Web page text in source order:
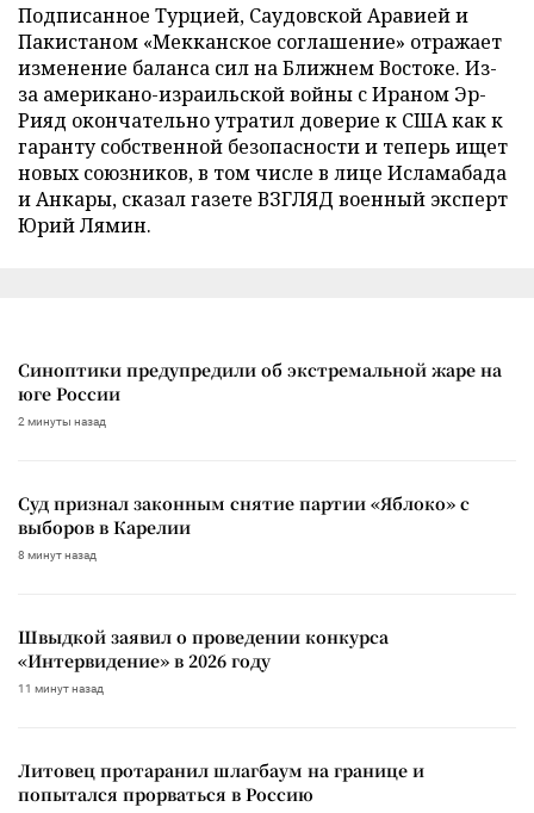
Подписанное Турцией, Саудовской Аравией и
Пакистаном «Мекканское соглашение» отражает
изменение баланса сил на Ближнем Востоке. Из-
за американо-израильской войны с Ираном Эр-
Рияд окончательно утратил доверие к США как к
гаранту собственной безопасности и теперь ищет
новых союзников, в том числе в лице Исламабада
и Анкары, сказал газете ВЗГЛЯД военный эксперт
Юрий Лямин.
Синоптики предупредили об экстремальной жаре на
юге России
2 минуты назад
Суд признал законным снятие партии «Яблоко» с
выборов в Карелии
8 минут назад
Швыдкой заявил о проведении конкурса
«Интервидение» в 2026 году
11 минут назад
Литовец протаранил шлагбаум на границе и
попытался прорваться в Россию